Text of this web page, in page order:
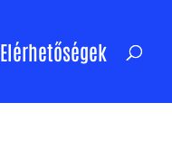
Elérhetőségek